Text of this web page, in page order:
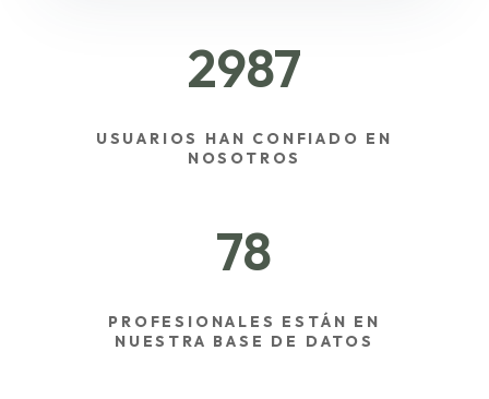
2987
USUARIOS HAN CONFIADO EN
NOSOTROS
78
PROFESIONALES ESTÁN EN
NUESTRA BASE DE DATOS